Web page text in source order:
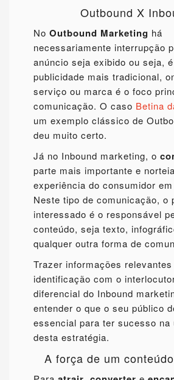
Outbound X
No Outbound Marketing há
necessariamente interrupção
anúncio seja exibido ou seja,
publicidade mais tradicional,
serviço ou marca é o foco
comunicação. O caso Betina
um exemplo clássico de
deu muito certo.
Já no Inbound marketing, o
parte mais importante e
experiência do consumidor
Neste tipo de comunicação, o
interessado é o responsável
conteúdo, seja texto,
qualquer outra forma de
Trazer informações relevantes
identificação com o
diferencial do Inbound
entender o que o seu público
essencial para ter sucesso na
desta estratégia.
A força de um